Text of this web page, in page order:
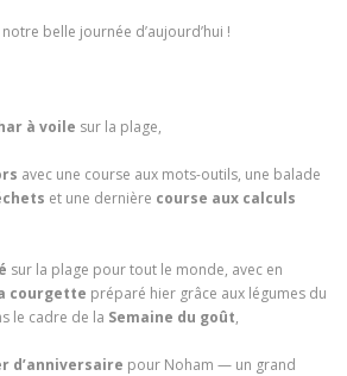
belle journée d’aujourd’hui !
à voile sur la plage,
avec une course aux mots-outils, une balade
et une dernière course aux calculs
sur la plage pour tout le monde, avec en
courgette préparé hier grâce aux légumes du
le cadre de la Semaine du goût,
d’anniversaire pour Noham — un grand